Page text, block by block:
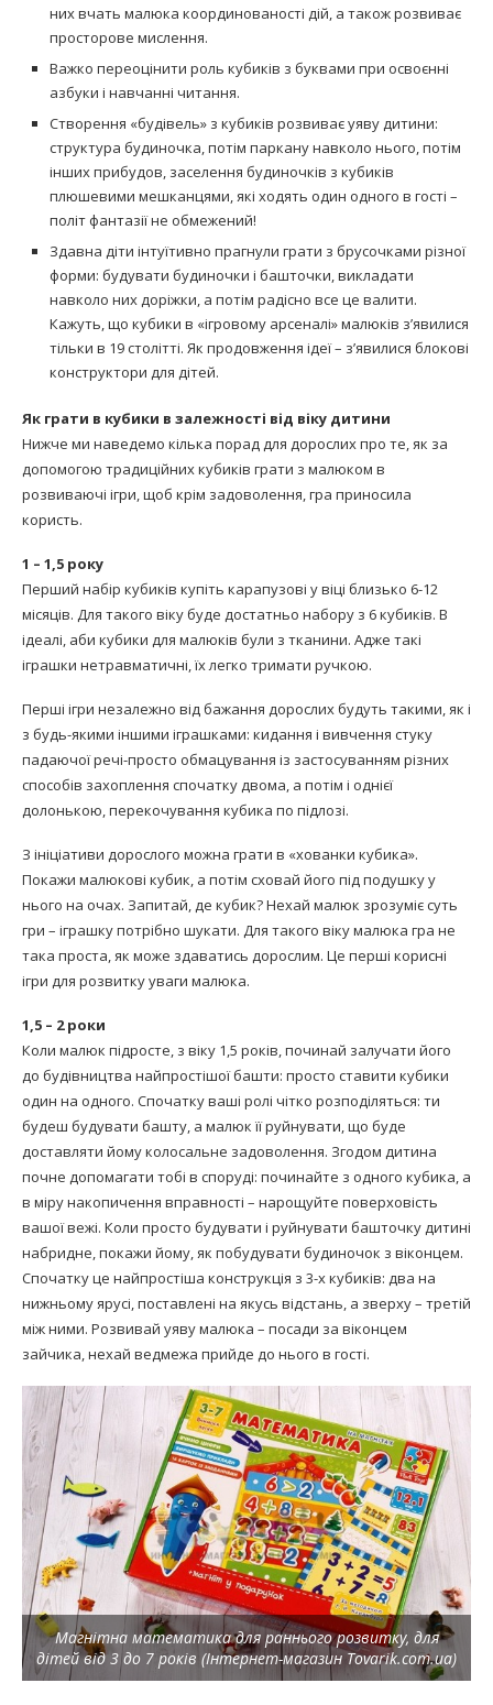
них вчать малюка координованості дій, а також розвиває
просторове мислення.
Важко переоцінити роль кубиків з буквами при освоєнні
азбуки і навчанні читання.
Створення «будівель» з кубиків розвиває уяву дитини:
структура будиночка, потім паркану навколо нього, потім
інших прибудов, заселення будиночків з кубиків
плюшевими мешканцями, які ходять один одного в гості –
політ фантазії не обмежений!
Здавна діти інтуїтивно прагнули грати з брусочками різної
форми: будувати будиночки і башточки, викладати
навколо них доріжки, а потім радісно все це валити.
Кажуть, що кубики в «ігровому арсеналі» малюків з’явилися
тільки в 19 столітті. Як продовження ідеї – з’явилися блокові
конструктори для дітей.
Як грати в кубики в залежності від віку дитини
Нижче ми наведемо кілька порад для дорослих про те, як за
допомогою традиційних кубиків грати з малюком в
розвиваючі ігри, щоб крім задоволення, гра приносила
користь.
1 – 1,5 року
Перший набір кубиків купіть карапузові у віці близько 6-12
місяців. Для такого віку буде достатньо набору з 6 кубиків. В
ідеалі, аби кубики для малюків були з тканини. Адже такі
іграшки нетравматичні, їх легко тримати ручкою.
Перші ігри незалежно від бажання дорослих будуть такими, як і
з будь-якими іншими іграшками: кидання і вивчення стуку
падаючої речі-просто обмацування із застосуванням різних
способів захоплення спочатку двома, а потім і однієї
долонькою, перекочування кубика по підлозі.
З ініціативи дорослого можна грати в «хованки кубика».
Покажи малюкові кубик, а потім сховай його під подушку у
нього на очах. Запитай, де кубик? Нехай малюк зрозуміє суть
гри – іграшку потрібно шукати. Для такого віку малюка гра не
така проста, як може здаватись дорослим. Це перші корисні
ігри для розвитку уваги малюка.
1,5 – 2 роки
Коли малюк підросте, з віку 1,5 років, починай залучати його
до будівництва найпростішої башти: просто ставити кубики
один на одного. Спочатку ваші ролі чітко розподіляться: ти
будеш будувати башту, а малюк її руйнувати, що буде
доставляти йому колосальне задоволення. Згодом дитина
почне допомагати тобі в споруді: починайте з одного кубика, а
в міру накопичення вправності – нарощуйте поверховість
вашої вежі. Коли просто будувати і руйнувати башточку дитині
набридне, покажи йому, як побудувати будиночок з віконцем.
Спочатку це найпростіша конструкція з 3-х кубиків: два на
нижньому ярусі, поставлені на якусь відстань, а зверху – третій
між ними. Розвивай уяву малюка – посади за віконцем
зайчика, нехай ведмежа прийде до нього в гості.
Магнітна математика для раннього розвитку, для
дітей від 3 до 7 років (Інтернет-магазин Tovarik.com.ua)